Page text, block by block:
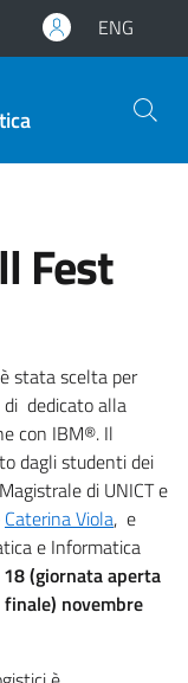
ENG
Fest
stata scelta per
dedicato alla
con IBM®. Il
dagli studenti dei
di UNICT e
Caterina Viola, e
e Informatica
(giornata aperta
novembre